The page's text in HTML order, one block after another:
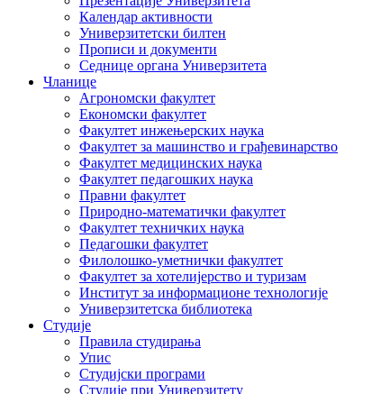
Календар активности
Универзитетски билтен
Прописи и документи
Седнице органа Универзитета
Чланице
Агрономски факултет
Економски факултет
Факултет инжењерских наука
Факултет за машинство и грађевинарство
Факултет медицинских наука
Факултет педагошких наука
Правни факултет
Природно-математички факултет
Факултет техничких наука
Педагошки факултет
Филолошко-уметнички факултет
Факултет за хотелијерство и туризам
Институт за информационе технологије
Универзитетска библиотека
Студије
Правила студирања
Упис
Студијски програми
Студије при Универзитету